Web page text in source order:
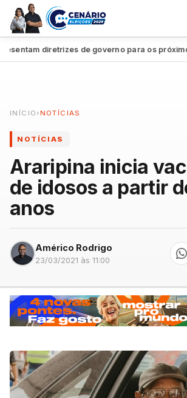
diretrizes de governo para os próximos
INÍCIO › NOTÍCIAS
NOTÍCIAS
Araripina inicia
de idosos a partir
anos
Américo Rodrigo
23/03/2021 às 11:00